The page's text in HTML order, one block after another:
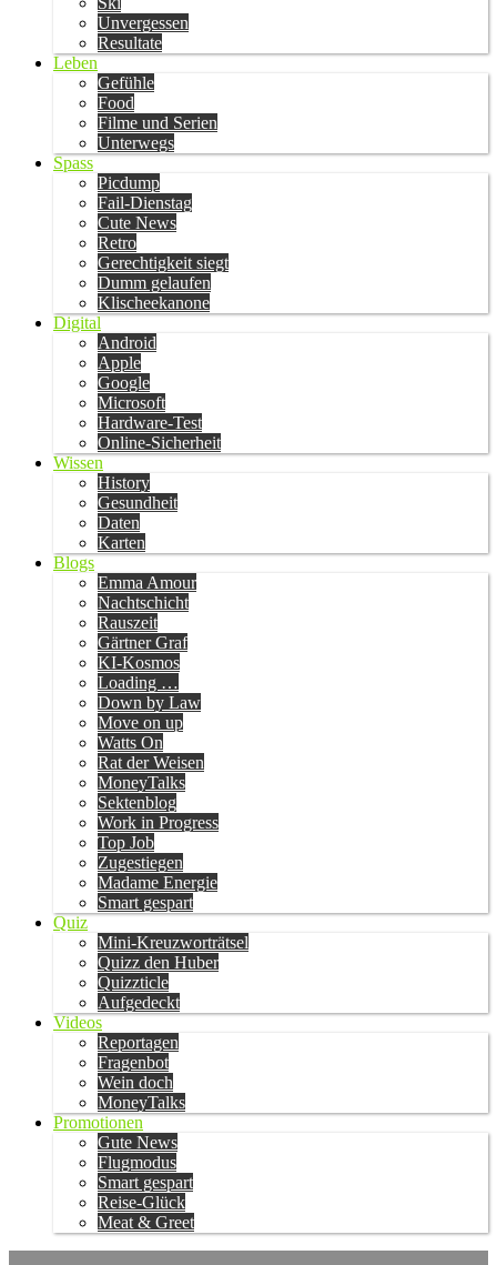
Unvergessen
Resultate
Leben
Gefühle
Food
Filme und Serien
Unterwegs
Spass
Picdump
Fail-Dienstag
Cute News
Retro
Gerechtigkeit siegt
Dumm gelaufen
Klischeekanone
Digital
Android
Apple
Google
Microsoft
Hardware-Test
Online-Sicherheit
Wissen
History
Gesundheit
Daten
Karten
Blogs
Emma Amour
Nachtschicht
Rauszeit
Gärtner Graf
KI-Kosmos
Loading …
Down by Law
Move on up
Watts On
Rat der Weisen
MoneyTalks
Sektenblog
Work in Progress
Top Job
Zugestiegen
Madame Energie
Smart gespart
Quiz
Mini-Kreuzworträtsel
Quizz den Huber
Quizzticle
Aufgedeckt
Videos
Reportagen
Fragenbot
Wein doch
MoneyTalks
Promotionen
Gute News
Flugmodus
Smart gespart
Reise-Glück
Meat & Greet